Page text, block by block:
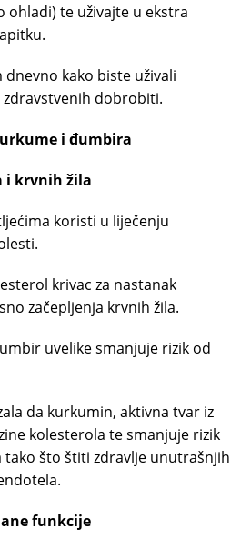
ohladi) te uživajte u ekstra
kako biste uživali
dobrobiti.
i đumbira
i krvnih žila
koristi u liječenju
krivac za nastanak
začepljenja krvnih žila.
uvelike smanjuje rizik od
da kurkumin, aktivna tvar iz
kolesterola te smanjuje rizik
što štiti zdravlje unutrašnjih
funkcije